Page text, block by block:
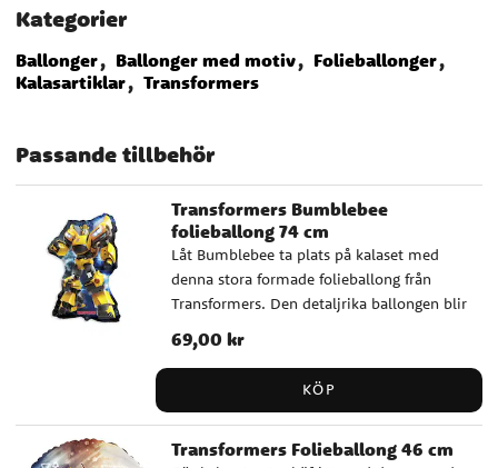
Kategorier
Ballonger Ballonger med motiv
Folieballonger
Kalasartiklar
Transformers
Passande tillbehör
Transformers Bumblebee
folieballong 74 cm
Låt Bumblebee ta plats på kalaset med
denna stora formade folieballong från
Transformers. Den detaljrika ballongen blir
en riktigt cool dekoration till ett
Transformers-kalas och passar perfekt som
blickfång i festlokalen. Ballongen kan fyllas
med helium för att sväva eller med vanlig
luft om du vill hänga upp den som
dekoration. Den självslutande ventilen gör
Pris:69,00 kr
69,00 kr
KÖP
Transformers Folieballong 46 cm